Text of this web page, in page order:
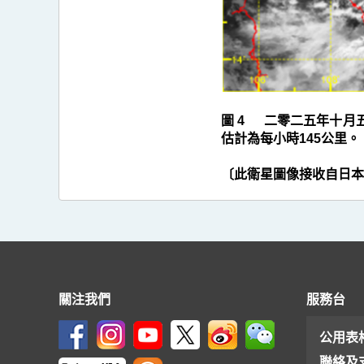
圖 4 二零二五年十月五
估計為每小時145公里。
〔此衛星圖像接收自日
關注我們 服務台
公用表